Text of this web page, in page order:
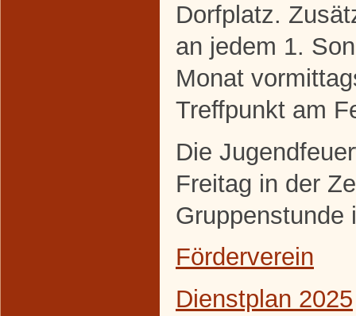
Dorfplatz.
an jedem 1.
Monat
Treffpunkt am
Die
Freitag in der
Gruppenstunde
Förderverein
Dienstplan 2025